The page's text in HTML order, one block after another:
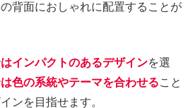
背面におしゃれに配置することが
インパクトのあるデザインを選
色の系統やテーマを合わせること
ンを目指せます。